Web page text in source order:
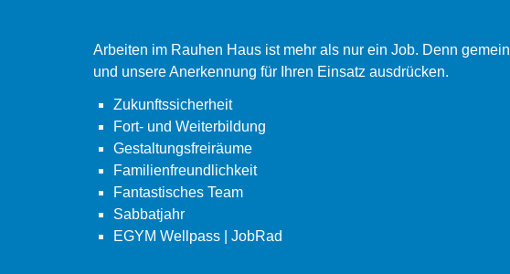
Arbeiten im Rauhen Haus ist mehr als nur ein Job. Denn
und unsere Anerkennung für Ihren Einsatz ausdrücken.
Zukunftssicherheit
Fort- und Weiterbildung
Gestaltungsfreiräume
Familienfreundlichkeit
Fantastisches Team
Sabbatjahr
EGYM Wellpass | JobRad